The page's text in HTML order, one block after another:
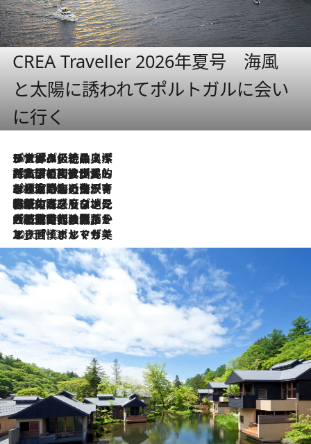
CREA Traveller 2026年夏号 海風
と太陽に誘われてポルトガルに会い
に行く
2026.8.8
リスボンの絶品スイーツ「パステル・デ・ナタ」とは？ポルトガル伝統の奥深い世界へ
2026.7.27
「私の祖国はポルトガル語です」国民的詩人フェルナンド・ペソアと、彼が愛した文学の街を歩く
2026.7.26
ポルトガル近海が育む極上の海の幸。キリリと冷えた白ワインと愉しむ、シーフード専門店の贅沢
2026.7.22
伝統の味をモダンに昇華。高感度な地元客が集う、リスボンの最旬ガストロノミー
2026.7.21
大航海時代の栄華から、震災、独裁、そして革命へ。ポルトガル・首都リスボンの石畳に刻まれた「歴史の光と影」
2026.7.13
エッセイ・ヤマザキマリ「慎ましくも美しき国 ポルトガル」